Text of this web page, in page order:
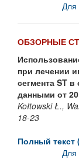
Для
ОБЗОРНЫЕ
при лечении
сегмента ST
данными от
Kołtowski Ł.,
18-23
Полный текст
Для